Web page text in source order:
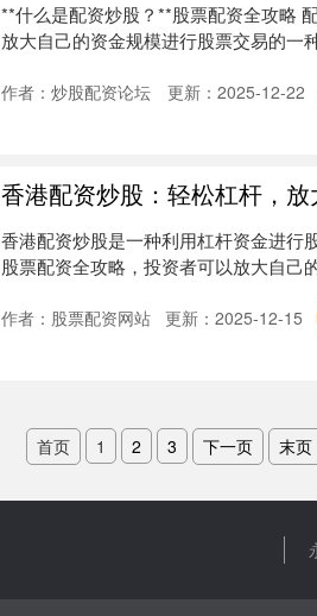
**什么是配资炒股？**股票配资全攻略
放大自己的资金规模进行股票交易的一
作者：炒股配资论坛 更新：2025-12-22
香港配资炒股：轻松杠杆，放
香港配资炒股是一种利用杠杆资金进行
股票配资全攻略，投资者可以放大自己
作者：股票配资网站 更新：2025-12-15
首页 1 2 3 下一页 末页